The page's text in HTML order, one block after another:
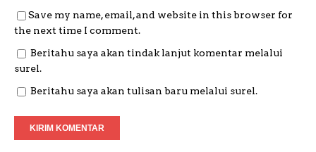
Save my name, email, and website in this browser for
the next time I comment.
Beritahu saya akan tindak lanjut komentar melalui
surel.
Beritahu saya akan tulisan baru melalui surel.